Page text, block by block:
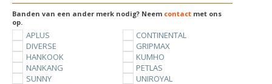
Banden van een ander merk nodig? Neem contact met ons
op.
APLUS
CONTINENTAL
DIVERSE
GRIPMAX
HANKOOK
KUMHO
NANKANG
PETLAS
SUNNY
UNIROYAL